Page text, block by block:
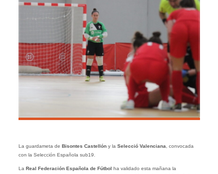
La guardameta de Bisontes Castellóny la Selecció Valenciana , convocada
con la Selección Española sub19.
La Real Federación Española de Fútbol ha validado esta mañana la